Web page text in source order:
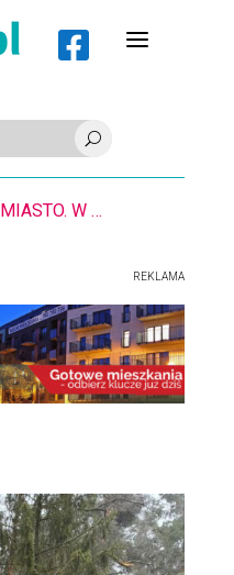
 a
U
8-11.8. Warsztaty pisania
REKLAMA